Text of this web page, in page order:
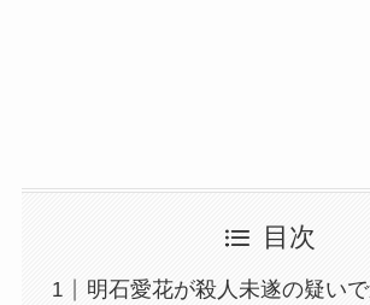
目次
明石愛花が殺人未遂の疑い